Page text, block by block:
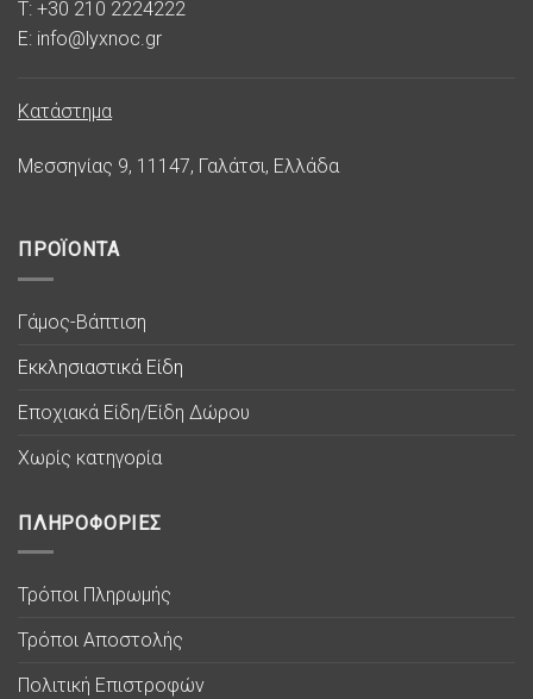
T: +30 210 2224222
E: info@lyxnoc.gr
Κατάστημα
Μεσσηνίας 9, 11147, Γαλάτσι, Ελλάδα
ΠΡΟΪΟΝΤΑ
Γάμος-Βάπτιση
Εκκλησιαστικά Είδη
Εποχιακά Είδη/Είδη Δώρου
Χωρίς κατηγορία
ΠΛΗΡΟΦΟΡΙΕΣ
Τρόποι Πληρωμής
Τρόποι Αποστολής
Πολιτική Επιστροφών